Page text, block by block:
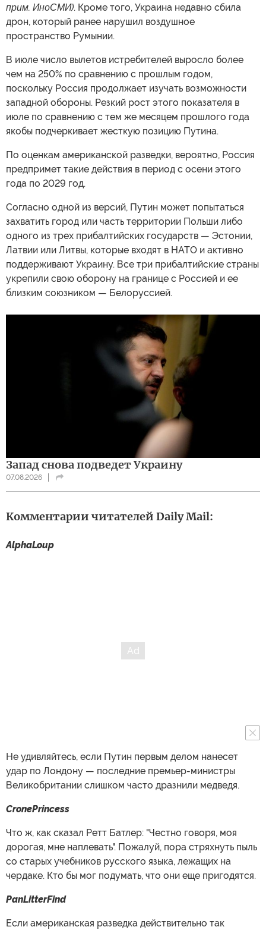
прим. ИноСМИ). Кроме того, Украина недавно сбила
дрон, который ранее нарушил воздушное
пространство Румынии.
В июле число вылетов истребителей выросло более
чем на 250% по сравнению с прошлым годом,
поскольку Россия продолжает изучать возможности
западной обороны. Резкий рост этого показателя в
июле по сравнению с тем же месяцем прошлого года
якобы подчеркивает жесткую позицию Путина.
По оценкам американской разведки, вероятно, Россия
предпримет такие действия в период с осени этого
года по 2029 год.
Согласно одной из версий, Путин может попытаться
захватить город или часть территории Польши либо
одного из трех прибалтийских государств — Эстонии,
Латвии или Литвы, которые входят в НАТО и активно
поддерживают Украину. Все три прибалтийские страны
укрепили свою оборону на границе с Россией и ее
близким союзником — Белоруссией.
Запад снова подведет Украину
07.08.2026
Комментарии читателей Daily Mail:
AlphaLoup
Не удивляйтесь, если Путин первым делом нанесет
удар по Лондону — последние премьер-министры
Великобритании слишком часто дразнили медведя.
CronePrincess
Что ж, как сказал Ретт Батлер: "Честно говоря, моя
дорогая, мне наплевать". Пожалуй, пора стряхнуть пыль
со старых учебников русского языка, лежащих на
чердаке. Кто бы мог подумать, что они еще пригодятся.
PanLitterFind
Если американская разведка действительно так